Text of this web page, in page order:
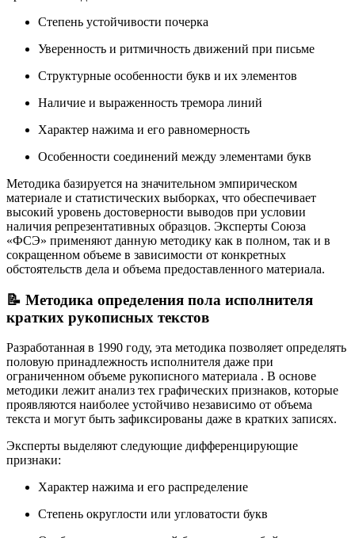
Степень устойчивости почерка
Уверенность и ритмичность движений при письме
Структурные особенности букв и их элементов
Наличие и выраженность тремора линий
Характер нажима и его равномерность
Особенности соединений между элементами букв
Методика базируется на значительном эмпирическом
материале и статистических выборках, что обеспечивает
высокий уровень достоверности выводов при условии
наличия репрезентативных образцов. Эксперты Союза
«ФСЭ» применяют данную методику как в полном, так и в
сокращенном объеме в зависимости от конкретных
обстоятельств дела и объема предоставленного материала.
📝 Методика определения пола исполнителя
кратких рукописных текстов
Разработанная в 1990 году, эта методика позволяет определять
половую принадлежность исполнителя даже при
ограниченном объеме рукописного материала . В основе
методики лежит анализ тех графических признаков, которые
проявляются наиболее устойчиво независимо от объема
текста и могут быть зафиксированы даже в кратких записях.
Эксперты выделяют следующие дифференцирующие
признаки:
Характер нажима и его распределение
Степень округлости или угловатости букв